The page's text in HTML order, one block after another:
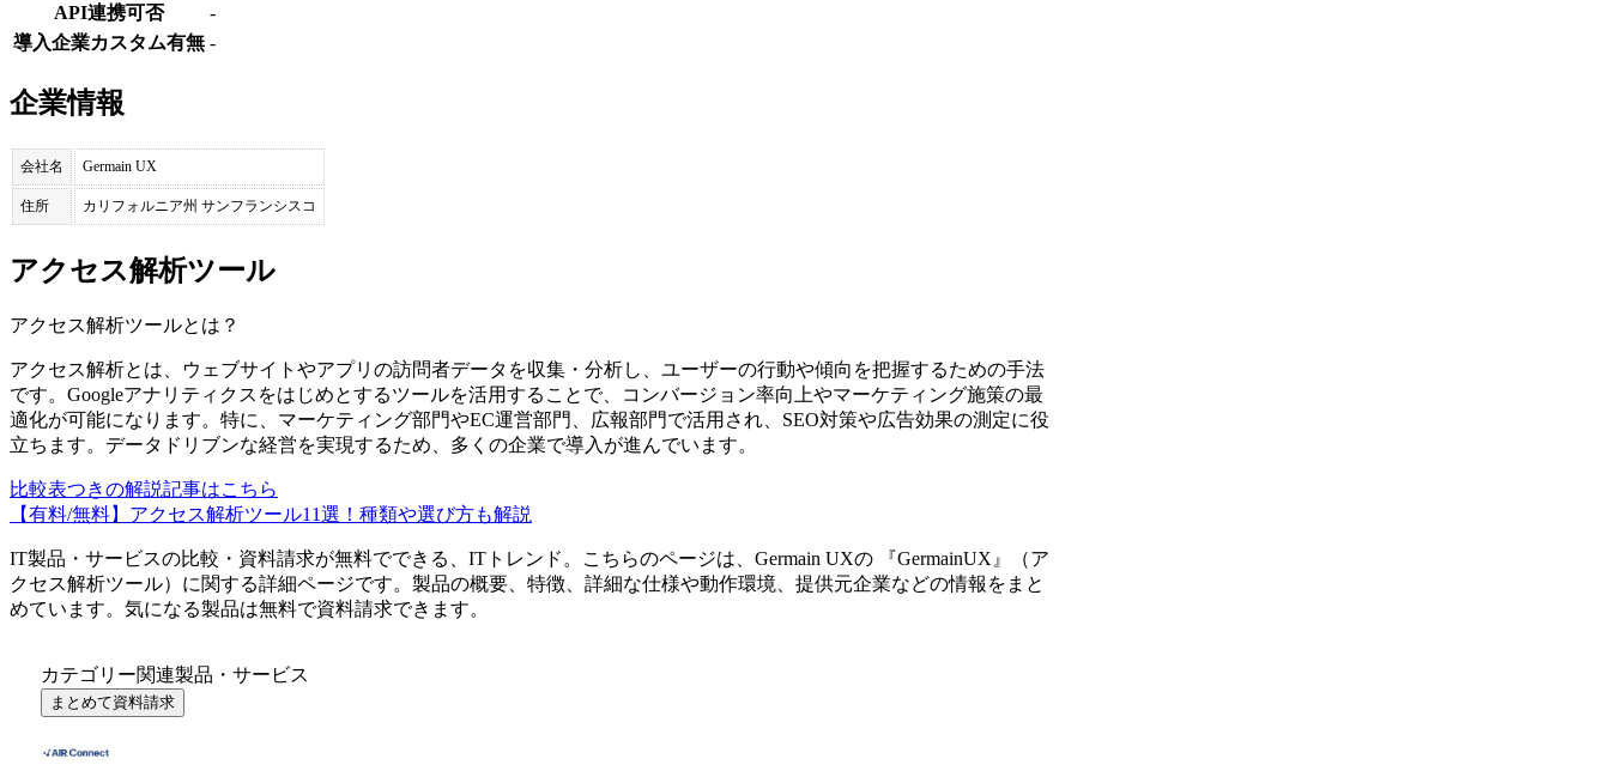
API連携可否
-
導入企業カスタム有無 -
企業情報
会社名 Germain UX
住所 カリフォルニア州 サンフランシスコ
アクセス解析ツール
アクセス解析ツールとは？
アクセス解析とは、ウェブサイトやアプリの訪問者データを収集・分析し、ユーザーの行動や傾向を把握するための手法
です。Googleアナリティクスをはじめとするツールを活用することで、コンバージョン率向上やマーケティング施策の最
適化が可能になります。特に、マーケティング部門やEC運営部門、広報部門で活用され、SEO対策や広告効果の測定に役
立ちます。データドリブンな経営を実現するため、多くの企業で導入が進んでいます。
比較表つきの解説記事はこちら
【有料/無料】アクセス解析ツール11選！種類や選び方も解説
IT製品・サービスの比較・資料請求が無料でできる、ITトレンド。こちらのページは、 Germain UXの 『GermainUX 』（ア
クセス解析ツール）に関する詳細ページです。製品の概要、特徴、詳細な仕様や動作環境、提供元企業などの情報をまと
めています。気になる製品は無料で資料請求できます。
カテゴリー関連製品・サービス
まとめて資料請求